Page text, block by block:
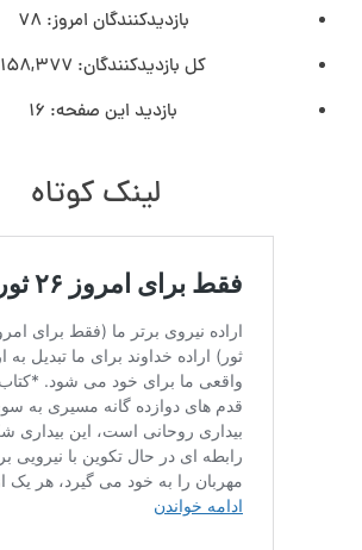
بازدیدکنندگان امروز: 78
کل بازدیدکنند‌گان: 158,377
بازدید این صفحه: 16
لینک کوتاه